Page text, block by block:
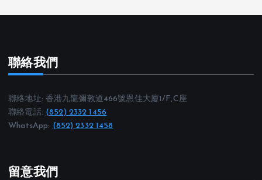
聯絡我們
聯絡地址: 香港九龍彌敦道466號恩佳大廈1/F,C座
聯絡電話: (852) 2332 1456
WhatsApp: (852) 2332 1458
留意我們